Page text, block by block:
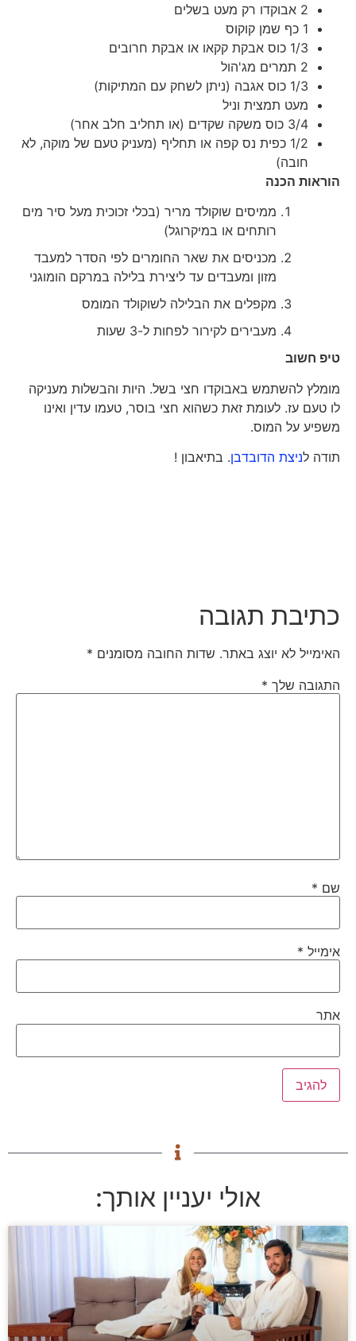
2 אבוקדו רק מעט בשלים
1 כף שמן קוקוס
1/3 כוס אבקת קקאו או אבקת חרובים
2 תמרים מג'הול
1/3 כוס אגבה (ניתן לשחק עם המתיקות)
מעט תמצית וניל
3/4 כוס משקה שקדים (או תחליב חלב אחר)
1/2 כפית נס קפה או תחליף (מעניק טעם של מוקה, לא
חובה)
הוראות הכנה
ממיסים שוקולד מריר (בכלי זכוכית מעל סיר מים
רותחים או במיקרוגל)
מכניסים את שאר החומרים לפי הסדר למעבד
מזון ומעבדים עד ליצירת בלילה במרקם הומוגני
מקפלים את הבלילה לשוקולד המומס
מעבירים לקירור לפחות ל-3 שעות
טיפ חשוב
מומלץ להשתמש באבוקדו חצי בשל. היות והבשלות מעניקה
לו טעם עז. לעומת זאת כשהוא חצי בוסר, טעמו עדין ואינו
משפיע על המוס.
תודה לניצת הדובדבן. בתיאבון !
כתיבת תגובה
האימייל לא יוצג באתר. שדות החובה מסומנים*
התגובה שלך*
שם*
אימייל*
אתר
אולי יעניין אותך: